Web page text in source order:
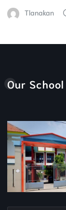
Tlanakan
Our School